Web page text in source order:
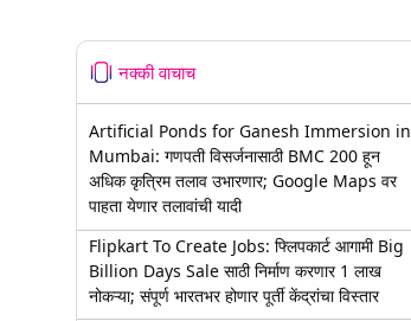
नक्की वाचाच
Artificial Ponds for Ganesh Immersion in
Mumbai: गणपती विसर्जनासाठी BMC 200 हून
अधिक कृत्रिम तलाव उभारणार; Google Maps वर
पाहता येणार तलावांची यादी
Flipkart To Create Jobs: फ्लिपकार्ट आगामी Big
Billion Days Sale साठी निर्माण करणार 1 लाख
नोकऱ्या; संपूर्ण भारतभर होणार पूर्ती केंद्रांचा विस्तार